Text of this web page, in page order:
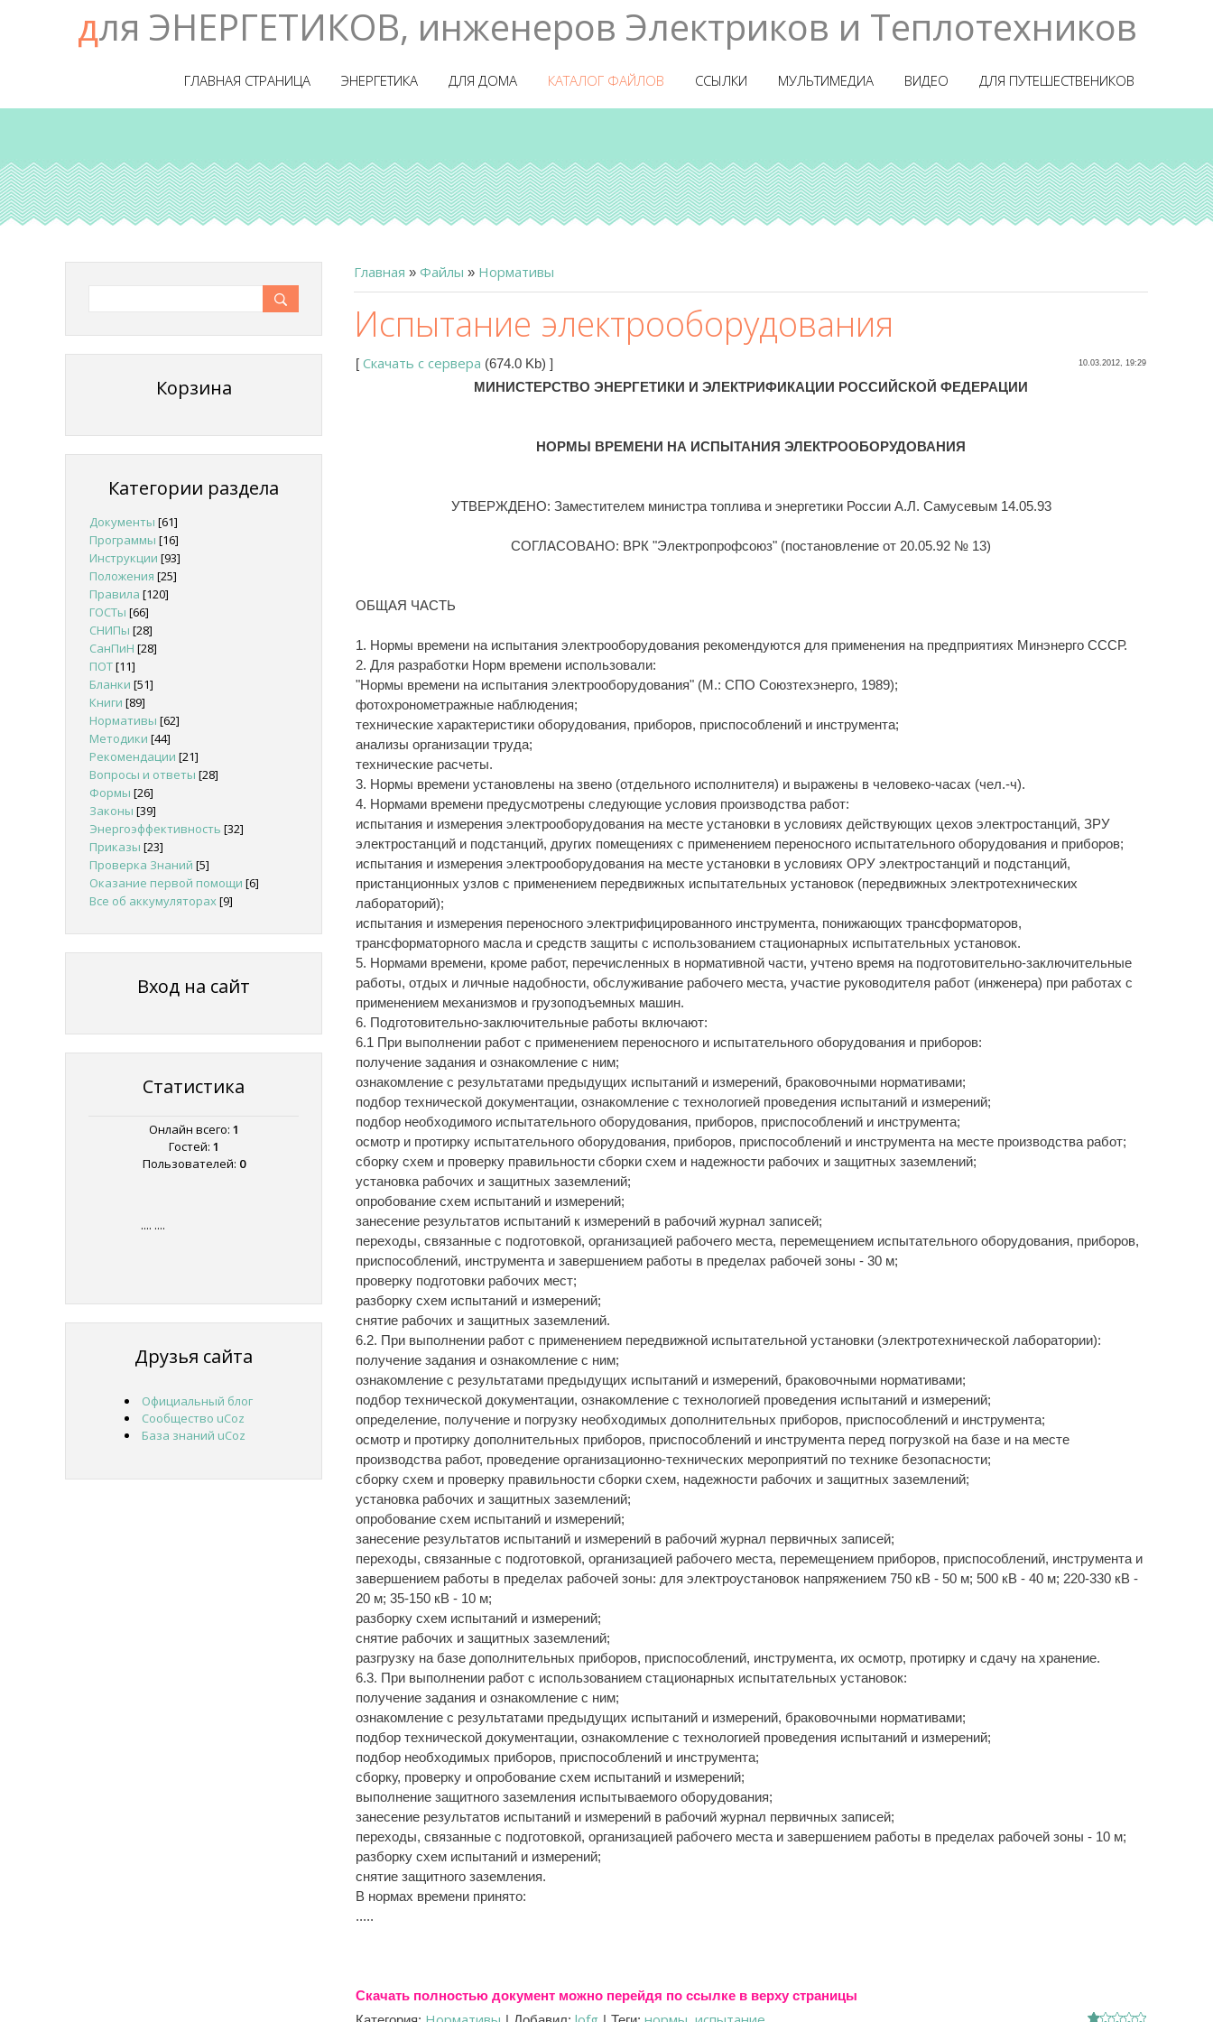
для ЭНЕРГЕТИКОВ, инженеров Электриков и Теплотехников
ГЛАВНАЯ СТРАНИЦА ЭНЕРГЕТИКА ДЛЯ ДОМА КАТАЛОГ ФАЙЛОВ ССЫЛКИ МУЛЬТИМЕДИА ВИДЕО ДЛЯ ПУТЕШЕСТВЕНИКОВ
Главная » Файлы » Нормативы
Испытание электрооборудования
[ Скачать с сервера (674.0 Kb) ] 10.03.2012, 19:29
МИНИСТЕРСТВО ЭНЕРГЕТИКИ И ЭЛЕКТРИФИКАЦИИ РОССИЙСКОЙ ФЕДЕРАЦИИ
НОРМЫ ВРЕМЕНИ НА ИСПЫТАНИЯ ЭЛЕКТРООБОРУДОВАНИЯ
УТВЕРЖДЕНО: Заместителем министра топлива и энергетики России А.Л. Самусевым 14.05.93
СОГЛАСОВАНО: ВРК "Электропрофсоюз" (постановление от 20.05.92 № 13)
ОБЩАЯ ЧАСТЬ
1. Нормы времени на испытания электрооборудования рекомендуются для применения на предприятиях Минэнерго СССР.
2. Для разработки Норм времени использовали:
"Нормы времени на испытания электрооборудования" (М.: СПО Союзтехэнерго, 1989);
фотохронометражные наблюдения;
технические характеристики оборудования, приборов, приспособлений и инструмента;
анализы организации труда;
технические расчеты.
3. Нормы времени установлены на звено (отдельного исполнителя) и выражены в человеко-часах (чел.-ч).
4. Нормами времени предусмотрены следующие условия производства работ:
испытания и измерения электрооборудования на месте установки в условиях действующих цехов электростанций, ЗРУ
электростанций и подстанций, других помещениях с применением переносного испытательного оборудования и приборов;
испытания и измерения электрооборудования на месте установки в условиях ОРУ электростанций и подстанций,
пристанционных узлов с применением передвижных испытательных установок (передвижных электротехнических
лабораторий);
испытания и измерения переносного электрифицированного инструмента, понижающих трансформаторов,
трансформаторного масла и средств защиты с использованием стационарных испытательных установок.
5. Нормами времени, кроме работ, перечисленных в нормативной части, учтено время на подготовительно-заключительные
работы, отдых и личные надобности, обслуживание рабочего места, участие руководителя работ (инженера) при работах с
применением механизмов и грузоподъемных машин.
6. Подготовительно-заключительные работы включают:
6.1 При выполнении работ с применением переносного и испытательного оборудования и приборов:
получение задания и ознакомление с ним;
ознакомление с результатами предыдущих испытаний и измерений, браковочными нормативами;
подбор технической документации, ознакомление с технологией проведения испытаний и измерений;
подбор необходимого испытательного оборудования, приборов, приспособлений и инструмента;
осмотр и протирку испытательного оборудования, приборов, приспособлений и инструмента на месте производства работ;
сборку схем и проверку правильности сборки схем и надежности рабочих и защитных заземлений;
установка рабочих и защитных заземлений;
опробование схем испытаний и измерений;
занесение результатов испытаний к измерений в рабочий журнал записей;
переходы, связанные с подготовкой, организацией рабочего места, перемещением испытательного оборудования, приборов,
приспособлений, инструмента и завершением работы в пределах рабочей зоны - 30 м;
проверку подготовки рабочих мест;
разборку схем испытаний и измерений;
снятие рабочих и защитных заземлений.
6.2. При выполнении работ с применением передвижной испытательной установки (электротехнической лаборатории):
получение задания и ознакомление с ним;
ознакомление с результатами предыдущих испытаний и измерений, браковочными нормативами;
подбор технической документации, ознакомление с технологией проведения испытаний и измерений;
определение, получение и погрузку необходимых дополнительных приборов, приспособлений и инструмента;
осмотр и протирку дополнительных приборов, приспособлений и инструмента перед погрузкой на базе и на месте
производства работ, проведение организационно-технических мероприятий по технике безопасности;
сборку схем и проверку правильности сборки схем, надежности рабочих и защитных заземлений;
установка рабочих и защитных заземлений;
опробование схем испытаний и измерений;
занесение результатов испытаний и измерений в рабочий журнал первичных записей;
переходы, связанные с подготовкой, организацией рабочего места, перемещением приборов, приспособлений, инструмента и
завершением работы в пределах рабочей зоны: для электроустановок напряжением 750 кВ - 50 м; 500 кВ - 40 м; 220-330 кВ -
20 м; 35-150 кВ - 10 м;
разборку схем испытаний и измерений;
снятие рабочих и защитных заземлений;
разгрузку на базе дополнительных приборов, приспособлений, инструмента, их осмотр, протирку и сдачу на хранение.
6.3. При выполнении работ с использованием стационарных испытательных установок:
получение задания и ознакомление с ним;
ознакомление с результатами предыдущих испытаний и измерений, браковочными нормативами;
подбор технической документации, ознакомление с технологией проведения испытаний и измерений;
подбор необходимых приборов, приспособлений и инструмента;
сборку, проверку и опробование схем испытаний и измерений;
выполнение защитного заземления испытываемого оборудования;
занесение результатов испытаний и измерений в рабочий журнал первичных записей;
переходы, связанные с подготовкой, организацией рабочего места и завершением работы в пределах рабочей зоны - 10 м;
разборку схем испытаний и измерений;
снятие защитного заземления.
В нормах времени принято:
.....
Скачать полностью документ можно перейдя по ссылке в верху страницы
Корзина
Категории раздела
Документы [61]
Программы [16]
Инструкции [93]
Положения [25]
Правила [120]
ГОСТы [66]
СНИПы [28]
СанПиН [28]
ПОТ[11]
Бланки [51]
Книги [89]
Нормативы [62]
Методики [44]
Рекомендации [21]
Вопросы и ответы [28]
Формы [26]
Законы [39]
Энергоэффективность [32]
Приказы [23]
Проверка Знаний [5]
Оказание первой помощи [6]
Все об аккумуляторах[9]
Вход на сайт
Статистика
Онлайн всего: 1
Гостей: 1
Пользователей: 0
.... ....
Друзья сайта
Официальный блог
Сообщество uCoz
База знаний uCoz